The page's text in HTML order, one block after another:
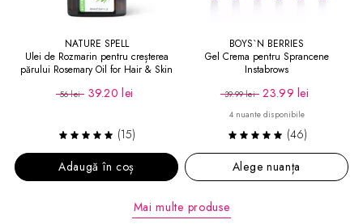
NATURE SPELL
Ulei de Rozmarin pentru creșterea
părului Rosemary Oil for Hair & Skin
56 lei 39.20 lei
(15)
Adaugă în coș
BOYS`N BERRIES
Gel Crema pentru Sprancene
Instabrows
39.99 lei 23.99 lei
4 nuante disponibile
(46)
Alege nuanța
Mai multe produse